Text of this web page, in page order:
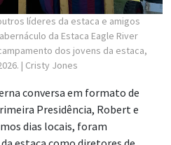
líderes da estaca e amigos
da Estaca Eagle River
dos jovens da estaca,
| Cristy Jones
conversa em formato de
Presidência, Robert e
dias locais, foram